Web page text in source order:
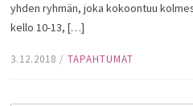
yhden ryhmän, joka kokoontuu
kello 10-13, […]
3.12.2018 /TAPAHTUMAT